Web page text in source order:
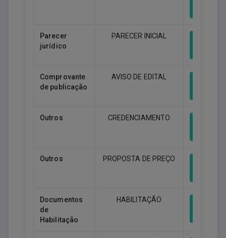
Parecer
jurídico
PARECER INICIAL
Comprovante
de publicação
AVISO DE EDITAL
Outros CREDENCIAMENTO
Outros PROPOSTA DE PREÇO
Documentos
de
Habilitação
HABILITAÇÃO